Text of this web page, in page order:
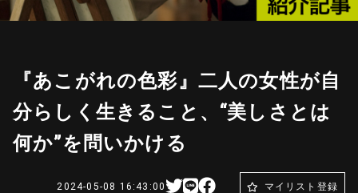
『あこがれの色彩』二人の女性が自
分らしく生きること、“美しさとは
何か”を問いかける
2024-05-08 16:43:00 マイリスト登録